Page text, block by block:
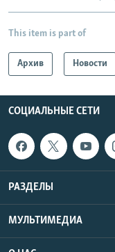
This item is part of
Архив Новости
СОЦИАЛЬНЫЕ СЕТИ
РАЗДЕЛЫ
МУЛЬТИМЕДИА